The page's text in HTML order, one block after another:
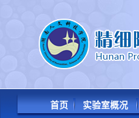
首页 实验室概况